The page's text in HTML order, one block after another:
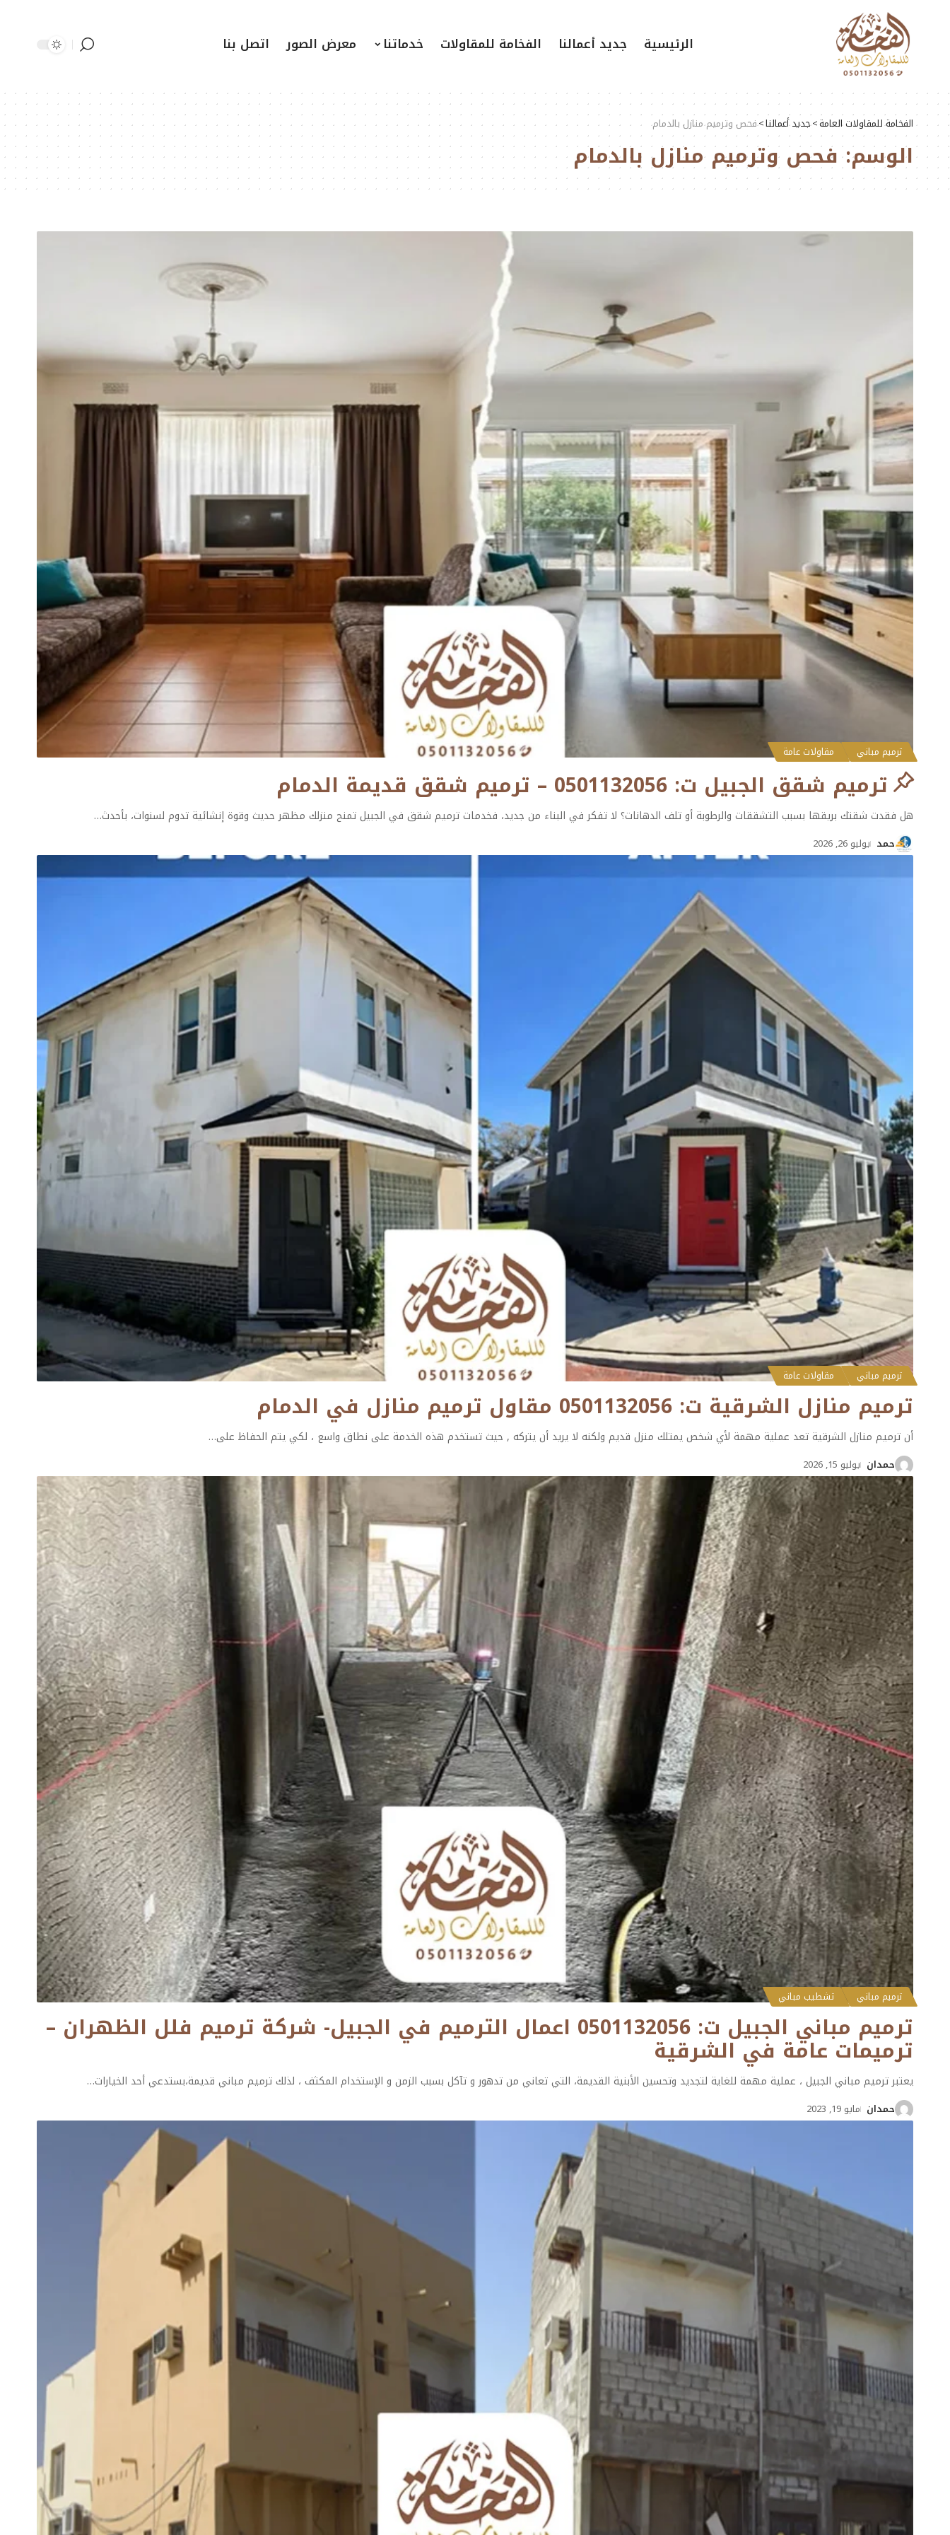
الرئيسية جديد أعمالنا الفخامة للمقاولات خدماتنا معرض الصور اتصل بنا
الفخامة للمقاولات العامة>جديد أعمالنا>فحص وترميم منازل بالدمام
الوسم:فحص وترميم منازل بالدمام
ترميم مباني مقاولات عامة
ترميم شقق الجبيل ت: 0501132056 – ترميم شقق قديمة الدمام
هل فقدت شقتك بريقها بسبب التشققات والرطوبة أو تلف الدهانات؟ لا تفكر في البناء من جديد، فخدمات ترميم شقق في الجبيل تمنح منزلك مظهر حديث وقوة إنشائية تدوم لسنوات، بأحدث…
حمد يوليو 26, 2026
ترميم مباني مقاولات عامة
ترميم منازل الشرقية ت: 0501132056 مقاول ترميم منازل في الدمام
أن ترميم منازل الشرقية تعد عملية مهمة لأي شخص يمتلك منزل قديم ولكنه لا يريد أن يتركه , حيث تستخدم هذه الخدمة على نطاق واسع ، لكي يتم الحفاظ على…
حمدان يوليو 15, 2026
ترميم مباني تشطيب مباني
ترميم مباني الجبيل ت: 0501132056 اعمال الترميم في الجبيل- شركة ترميم فلل الظهران –
ترميمات عامة في الشرقية
يعتبر ترميم مباني الجبيل ، عملية مهمة للغاية لتجديد وتحسين الأبنية القديمة، التي تعاني من تدهور و تآكل بسبب الزمن و الإستخدام المكثف ، لذلك ترميم مباني قديمة،بستدعي أحد الخيارات…
حمدان مايو 19, 2023